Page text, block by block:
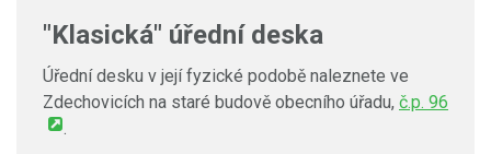
"Klasická" úřední deska
Úřední desku v její fyzické podobě naleznete ve
Zdechovicích na staré budově obecního úřadu, č.p. 96
.